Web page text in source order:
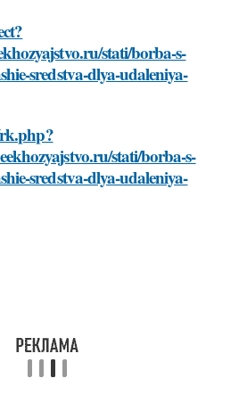
stati/borba-s-
sredstva-dlya-udaleniya-
stati/borba-s-
sredstva-dlya-udaleniya-